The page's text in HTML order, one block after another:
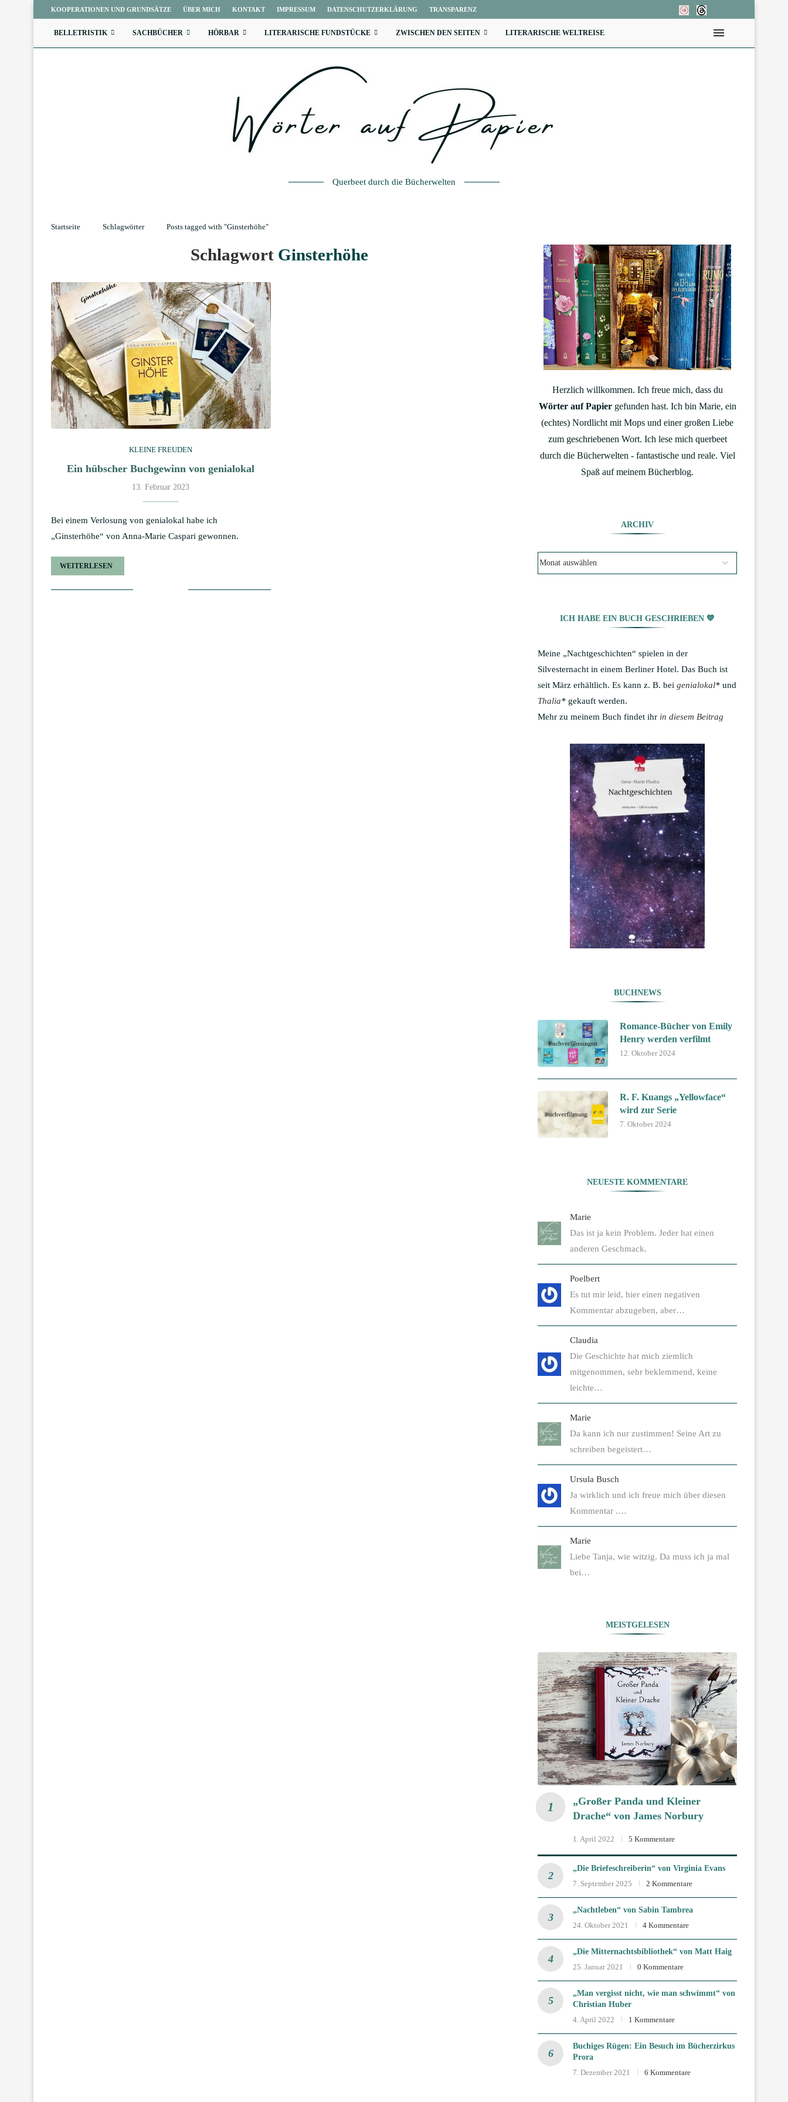
KOOPERATIONEN UND GRUNDSÄTZE ÜBER MICH KONTAKT IMPRESSUM DATENSCHUTZERKLÄRUNG TRANSPARENZ
BELLETRISTIK SACHBÜCHER HÖRBAR LITERARISCHE FUNDSTÜCKE ZWISCHEN DEN SEITEN LITERARISCHE WELTREISE
Querbeet durch die Bücherwelten
Startseite Schlagwörter Posts tagged with "Ginsterhöhe"
Schlagwort Ginsterhöhe
KLEINE FREUDEN
Ein hübscher Buchgewinn von genialokal
13. Februar 2023
Bei einem Verlosung von genialokal habe ich
„Ginsterhöhe“ von Anna-Marie Caspari gewonnen.
WEITERLESEN
Herzlich willkommen. Ich freue mich, dass du
Wörter auf Papiergefunden hast. Ich bin Marie, ein
(echtes) Nordlicht mit Mops und einer großen Liebe
zum geschriebenen Wort. Ich lese mich querbeet
durch die Bücherwelten - fantastische und reale. Viel
Spaß auf meinem Bücherblog.
ARCHIV
ICH HABE EIN BUCH GESCHRIEBEN 💙
Meine „Nachtgeschichten“ spielen in der
Silvesternacht in einem Berliner Hotel. Das Buch ist
seit März erhältlich. Es kann z. B. bei genialokal* und
Thalia* gekauft werden.
Mehr zu meinem Buch findet ihr in diesem Beitrag
BUCHNEWS
Romance-Bücher von Emily
Henry werden verfilmt
12. Oktober 2024
R. F. Kuangs „Yellowface“
wird zur Serie
7. Oktober 2024
NEUESTE KOMMENTARE
Marie
Das ist ja kein Problem. Jeder hat einen
anderen Geschmack.
Poelbert
Es tut mir leid, hier einen negativen
Kommentar abzugeben, aber…
Claudia
Die Geschichte hat mich ziemlich
mitgenommen, sehr beklemmend, keine
leichte…
Marie
Da kann ich nur zustimmen! Seine Art zu
schreiben begeistert…
Ursula Busch
Ja wirklich und ich freue mich über diesen
Kommentar .…
Marie
Liebe Tanja, wie witzig. Da muss ich ja mal
bei…
MEISTGELESEN
„Großer Panda und Kleiner
Drache“ von James Norbury
1. April 2022 5 Kommentare
„Die Briefeschreiberin“ von Virginia Evans
7. September 2025
2 Kommentare
„Nachtleben“ von Sabin Tambrea
24. Oktober 2021
4 Kommentare
„Die Mitternachtsbibliothek“ von Matt Haig
25. Januar 2021
0 Kommentare
„Man vergisst nicht, wie man schwimmt“ von
Christian Huber
4. April 2022
1 Kommentare
Buchiges Rügen: Ein Besuch im Bücherzirkus
Prora
7. Dezember 2021
6 Kommentare